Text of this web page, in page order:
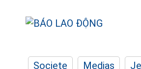
Societe Medias